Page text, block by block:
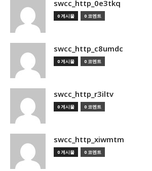
swcc_http_0e3tkq
0 게시물 0 코멘트
swcc_http_c8umdc
0 게시물 0 코멘트
swcc_http_r3iltv
0 게시물 0 코멘트
swcc_http_xiwmtm
0 게시물 0 코멘트